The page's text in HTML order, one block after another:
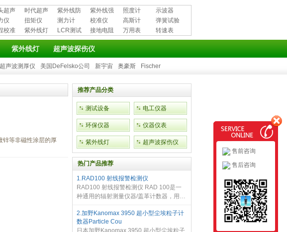
超声
探伤
时代超声
波探伤仪
紫外线防
护用品
紫外线强
度计
照度计
示波器
仪 扭矩仪 测力计 校准仪 高斯计
弹簧试验
机
校准
紫外线灯
LCR测试
仪
接地电阻
测试仪
万用表 转速表
紫外线灯 超声波探伤仪
超声波测厚仪 美国DeFelsko公司 新宇宙 奥豪斯 Fischer
锌等非磁性涂层的厚
推荐产品分类
测试设备 电工仪器
环保仪器 仪器仪表
紫外线灯 超声波探伤仪
热门产品推荐
1.RAD100 射线报警检测仪
RAD100 射线报警检测仪 RAD 100是一
种通用的辐射测量仪器/盖革计数器，用于
安全和教育目的。就像流行的雷达警报
100倍，RAD 100的特点是其数字液晶
2.加野Kanomax 3950 超小型尘埃粒子计
数器Particle Cou
日本加野Kanomax 3950 超小型尘埃粒子
售前咨询
售后咨询